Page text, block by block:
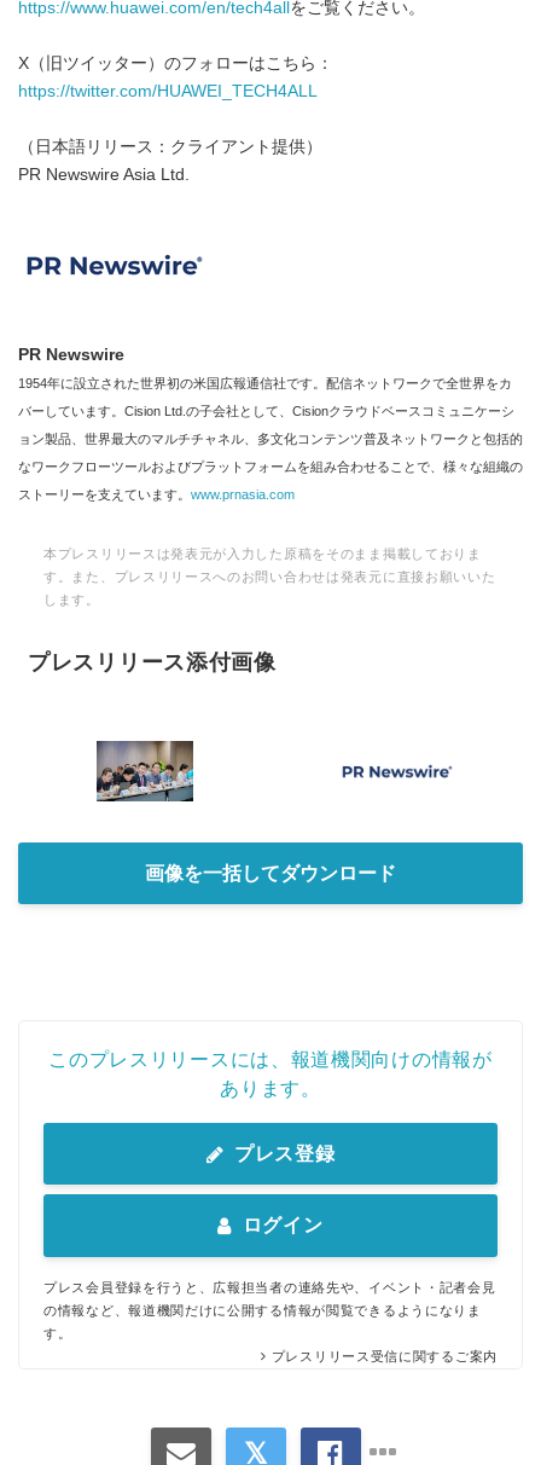
https://www.huawei.com/en/tech4all をご覧ください。
X（旧ツイッター）のフォローはこちら：
https://twitter.com/HUAWEI_TECH4ALL
（日本語リリース：クライアント提供）
PR Newswire Asia Ltd.
PR Newswire
1954年に設立された世界初の米国広報通信社です。配信ネットワークで全世界をカ
バーしています。Cision Ltd.の子会社として、Cisionクラウドベースコミュニケーシ
ョン製品、世界最大のマルチチャネル、多文化コンテンツ普及ネットワークと包括的
なワークフローツールおよびプラットフォームを組み合わせることで、様々な組織の
ストーリーを支えています。 www.prnasia.com
本プレスリリースは発表元が入力した原稿をそのまま掲載しておりま
す。また、プレスリリースへのお問い合わせは発表元に直接お願いいた
します。
プレスリリース添付画像
画像を一括してダウンロード
このプレスリリースには、報道機関向けの情報が
あります。
プレス登録
ログイン
プレス会員登録を行うと、広報担当者の連絡先や、イベント・記者会見
の情報など、報道機関だけに公開する情報が閲覧できるようになりま
す。
プレスリリース受信に関するご案内